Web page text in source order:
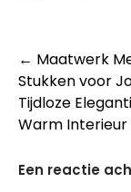
← Maatwerk
Stukken voor
Tijdloze
Warm Interieur
Een reactie